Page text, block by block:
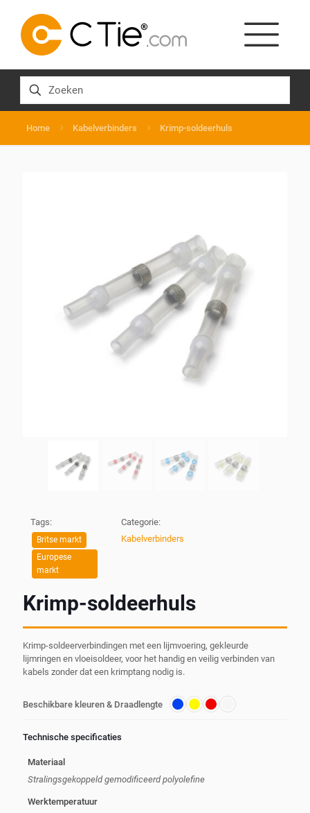
Home Kabelverbinders Krimp-soldeerhuls
Tags:
Britse markt
Europese
markt
Categorie:
Kabelverbinders
Krimp-soldeerhuls
Krimp-soldeerverbindingen met een lijmvoering, gekleurde
lijmringen en vloeisoldeer, voor het handig en veilig verbinden van
kabels zonder dat een krimptang nodig is.
Beschikbare kleuren & Draadlengte
Technische specificaties
Materiaal
Stralingsgekoppeld gemodificeerd polyolefine
Werktemperatuur